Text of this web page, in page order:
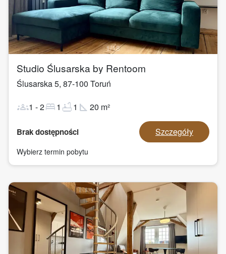
1/18
Studio Ślusarska by Rentoom
Ślusarska 5, 87-100 Toruń
groups1 -2bed1 bathtub1 square_foot 20 m²
Brak dostępności Szczegóły
Wybierz termin pobytu